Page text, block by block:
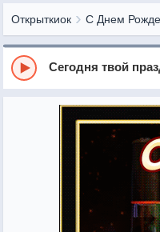
Открыткиок С Днем
Сегодня твой